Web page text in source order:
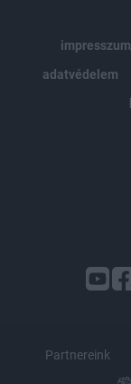
impresszum
adatvédelem
Partnereink